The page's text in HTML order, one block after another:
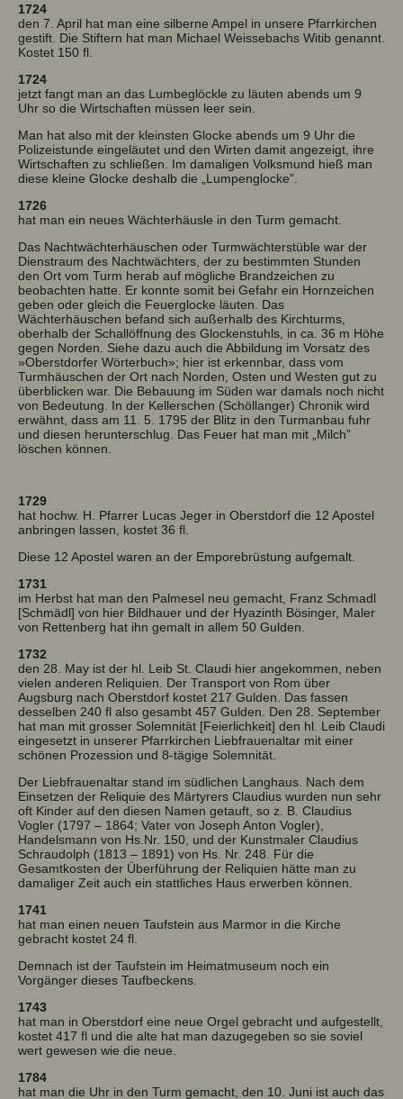
1724
den 7. April hat man eine silberne Ampel in unsere Pfarrkirchen
gestift. Die Stiftern hat man Michael Weissebachs Witib genannt.
Kostet 150 fl.
1724
jetzt fangt man an das Lumbeglöckle zu läuten abends um 9
Uhr so die Wirtschaften müssen leer sein.
Man hat also mit der kleinsten Glocke abends um 9 Uhr die
Polizeistunde eingeläutet und den Wirten damit angezeigt, ihre
Wirtschaften zu schließen. Im damaligen Volksmund hieß man
diese kleine Glocke deshalb die „Lumpenglocke”.
1726
hat man ein neues Wächterhäusle in den Turm gemacht.
Das Nachtwächterhäuschen oder Turmwächterstüble war der
Dienstraum des Nachtwächters, der zu bestimmten Stunden
den Ort vom Turm herab auf mögliche Brandzeichen zu
beobachten hatte. Er konnte somit bei Gefahr ein Hornzeichen
geben oder gleich die Feuerglocke läuten. Das
Wächterhäuschen befand sich außerhalb des Kirchturms,
oberhalb der Schallöffnung des Glockenstuhls, in ca. 36 m Höhe
gegen Norden. Siehe dazu auch die Abbildung im Vorsatz des
»Oberstdorfer Wörterbuch»; hier ist erkennbar, dass vom
Turmhäuschen der Ort nach Norden, Osten und Westen gut zu
überblicken war. Die Bebauung im Süden war damals noch nicht
von Bedeutung. In der Kellerschen (Schöllanger) Chronik wird
erwähnt, dass am 11. 5. 1795 der Blitz in den Turmanbau fuhr
und diesen herunterschlug. Das Feuer hat man mit „Milch”
löschen können.
1729
hat hochw. H. Pfarrer Lucas Jeger in Oberstdorf die 12 Apostel
anbringen lassen, kostet 36 fl.
Diese 12 Apostel waren an der Emporebrüstung aufgemalt.
1731
im Herbst hat man den Palmesel neu gemacht, Franz Schmadl
[Schmädl] von hier Bildhauer und der Hyazinth Bösinger, Maler
von Rettenberg hat ihn gemalt in allem 50 Gulden.
1732
den 28. May ist der hl. Leib St. Claudi hier angekommen, neben
vielen anderen Reliquien. Der Transport von Rom über
Augsburg nach Oberstdorf kostet 217 Gulden. Das fassen
desselben 240 fl also gesambt 457 Gulden. Den 28. September
hat man mit grosser Solemnität [Feierlichkeit] den hl. Leib Claudi
eingesetzt in unserer Pfarrkirchen Liebfrauenaltar mit einer
schönen Prozession und 8-tägige Solemnität.
Der Liebfrauenaltar stand im südlichen Langhaus. Nach dem
Einsetzen der Reliquie des Märtyrers Claudius wurden nun sehr
oft Kinder auf den diesen Namen getauft, so z. B. Claudius
Vogler (1797 – 1864; Vater von Joseph Anton Vogler),
Handelsmann von Hs.Nr. 150, und der Kunstmaler Claudius
Schraudolph (1813 – 1891) von Hs. Nr. 248. Für die
Gesamtkosten der Überführung der Reliquien hätte man zu
damaliger Zeit auch ein stattliches Haus erwerben können.
1741
hat man einen neuen Taufstein aus Marmor in die Kirche
gebracht kostet 24 fl.
Demnach ist der Taufstein im Heimatmuseum noch ein
Vorgänger dieses Taufbeckens.
1743
hat man in Oberstdorf eine neue Orgel gebracht und aufgestellt,
kostet 417 fl und die alte hat man dazugegeben so sie soviel
wert gewesen wie die neue.
1784
hat man die Uhr in den Turm gemacht, den 10. Juni ist auch das